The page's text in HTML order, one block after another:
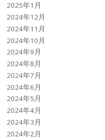
2025年1月
2024年12月
2024年11月
2024年10月
2024年9月
2024年8月
2024年7月
2024年6月
2024年5月
2024年4月
2024年3月
2024年2月